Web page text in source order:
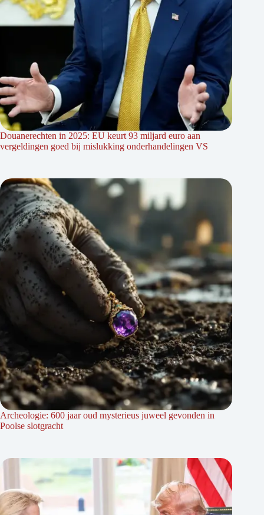
Douanerechten in 2025: EU keurt 93 miljard euro aan
vergeldingen goed bij mislukking onderhandelingen VS
Archeologie: 600 jaar oud mysterieus juweel gevonden in
Poolse slotgracht